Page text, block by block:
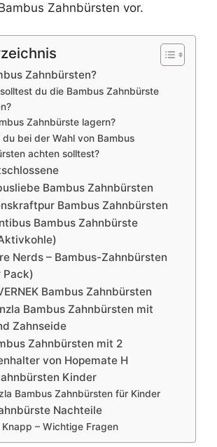
Zahnbürsten vor.
Zahnbürsten?
du die Bambus Zahnbürste
Zahnbürste lagern?
du bei der Wahl von Bambus
achten solltest?
Bambus Zahnbürsten
Bambus Zahnbürsten
Bambus Zahnbürste
Nerds – Bambus-Zahnbürsten
Pack)
Bambus Zahnbürsten
Bambus Zahnbürsten mit
Zahnseide
Zahnbürsten mit 2
von Hopemate H
Kinder
Bambus Zahnbürsten für Kinder
Nachteile
Knapp – Wichtige Fragen